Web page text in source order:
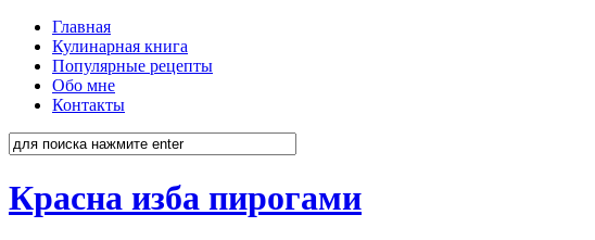
Главная
Кулинарная книга
Популярные рецепты
Обо мне
Контакты
Красна изба пирогами